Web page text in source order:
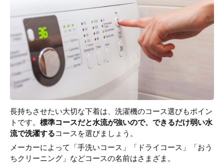
長持ちさせたい大切な下着は、洗濯機のコース選びもポイン
トです。 標準コースだと水流が強いので、できるだけ弱い水
流で洗濯するコースを選びましょう。
メーカーによって「手洗いコース」「ドライコース」「おう
ちクリーニング」などコースの名前はさまざま。